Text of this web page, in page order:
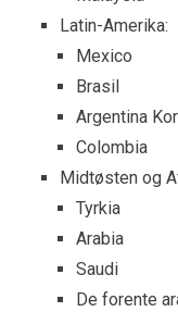
Latin-Amerika:
Mexico
Brasil
Argentina
Colombia
Midtøsten og
Tyrkia
Arabia
Saudi
De forente